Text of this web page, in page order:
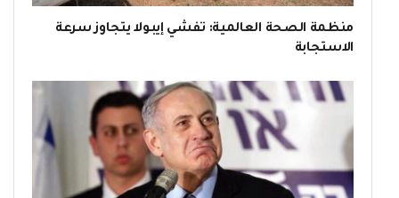
منظمة الصحة العالمية: تفشي إيبولا يتجاوز سرعة
الاستجابة